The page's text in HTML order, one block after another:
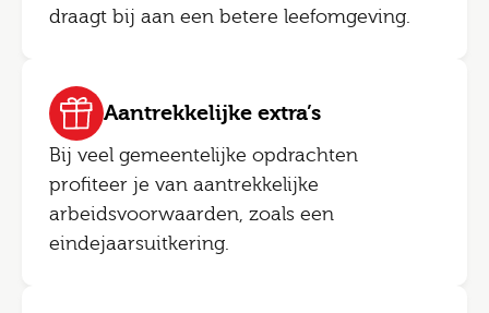
draagt bij aan een betere leefomgeving.
Aantrekkelijke extra’s
Bij veel gemeentelijke opdrachten
profiteer je van aantrekkelijke
arbeidsvoorwaarden, zoals een
eindejaarsuitkering.